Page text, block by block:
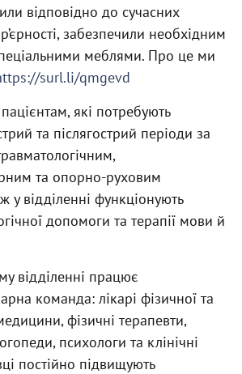
відповідно до сучасних
забезпечили необхідним
меблями. Про це ми
surl.li/qmgevd
які потребують
та післягострий періоди за
та опорно-руховим
у відділенні функціонують
допомоги та терапії мови й
відділенні працює
команда: лікарі фізичної та
фізичні терапевти,
психологи та клінічні
постійно підвищують